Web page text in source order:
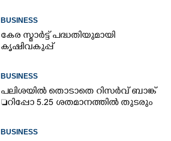
BUSINESS
കേര സ്മാർട്ട് പദ്ധതിയുമായി
കൃഷിവകുപ്പ്
BUSINESS
പലിശയിൽ തൊടാതെ റിസർവ് ബാങ്ക്
റിപ്പോ 5.25 ശതമാനത്തിൽ തുടരും
BUSINESS